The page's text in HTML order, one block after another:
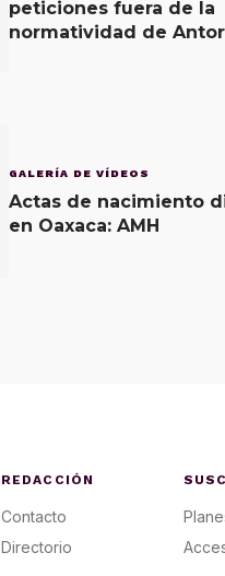
peticiones fuera de la
normatividad de
GALERÍA DE VÍDEOS
Actas de nacimiento
en Oaxaca: AMH
REDACCIÓN
Contacto
Directorio